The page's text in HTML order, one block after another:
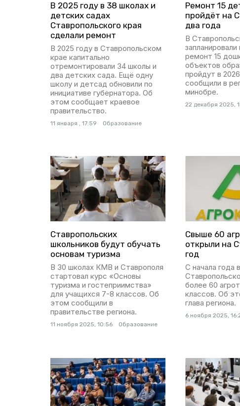
В 2025 году в 38 школах и
детских садах
Ставропольского края
сделали ремонт
В 2025 году в Ставропольском
крае капитально
отремонтировали 34 школы и
два детских сада. Ещё одну
школу и детсад обновили по
инициативе губернатора. Об
этом сообщает краевое
правительство.
11 января , 17:59 Образование
Ремонт 15
пройдёт на
два года
В
запланировали
ремонт 15
объектов
пройдут в
сообщили в
минобре.
22 декабря 2025,
Ставропольских
школьников будут обучать
основам туризма
В 30 школах КМВ и Ставрополя
стартовал курс «Основы
туризма и гостеприимства»
для учащихся 7-8 классов. Об
этом сообщили в
правительстве региона.
11 ноября 2025, 10:56 Образование
Свыше 60
открыли на
год
С начала года в
более 60
классов. Об
глава региона.
6 ноября 2025,